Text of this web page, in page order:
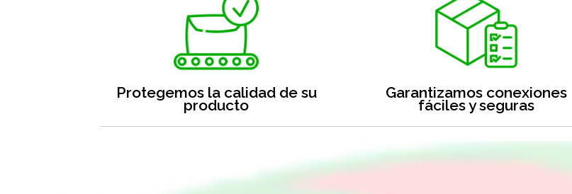
Protegemos la calidad de su
producto
Garantizamos conexiones
fáciles y seguras